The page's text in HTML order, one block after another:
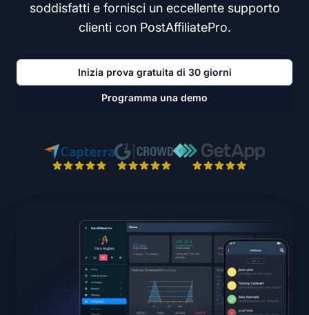
soddisfatti e fornisci un eccellente supporto
clienti con PostAffiliatePro.
Inizia prova gratuita di 30 giorni
Programma una demo